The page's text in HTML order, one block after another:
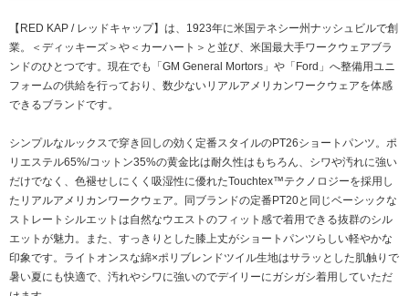
【RED KAP / レッドキャップ】は、1923年に米国テネシー州ナッシュビルで創
業。＜ディッキーズ＞や＜カーハート＞と並び、米国最大手ワークウェアブラ
ンドのひとつです。現在でも「GM General Mortors」や「Ford」へ整備用ユニ
フォームの供給を行っており、数少ないリアルアメリカンワークウェアを体感
できるブランドです。
シンプルなルックスで穿き回しの効く定番スタイルのPT26ショートパンツ。ポ
リエステル65%/コットン35%の黄金比は耐久性はもちろん、シワや汚れに強い
だけでなく、色褪せしにくく吸湿性に優れたTouchtex™テクノロジーを採用し
たリアルアメリカンワークウェア。同ブランドの定番PT20と同じベーシックな
ストレートシルエットは自然なウエストのフィット感で着用できる抜群のシル
エットが魅力。また、すっきりとした膝上丈がショートパンツらしい軽やかな
印象です。ライトオンスな綿×ポリブレンドツイル生地はサラッとした肌触りで
暑い夏にも快適で、汚れやシワに強いのでデイリーにガシガシ着用していただ